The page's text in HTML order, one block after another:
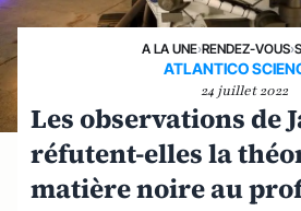
A LA UNE›RENDEZ-VOUS›
ATLANTICO
24 juillet 2022
Les observations de
réfutent-elles la
matière noire au